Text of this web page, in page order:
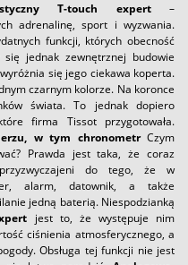
T-touch expert–
adrenalinę, sport i wyzwania.
funkcji, których obecność
jednak zewnętrznej budowie
się jego ciekawa koperta.
czarnym kolorze. Na koronce
świata. To jednak dopiero
firma Tissot przygotowała.
w tym chronometr Czym
Prawda jest taka, że coraz
do tego, że w
alarm, datownik, a także
jedną baterią. Niespodzianką
jest to, że występuje nim
ciśnienia atmosferycznego, a
Obsługa tej funkcji nie jest